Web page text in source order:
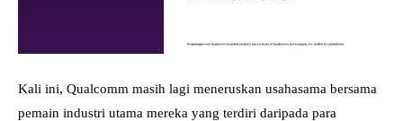
Kali ini, Qualcomm masih lagi meneruskan usahasama bersama
pemain industri utama mereka yang terdiri daripada para